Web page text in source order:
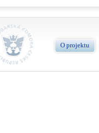
O projektu